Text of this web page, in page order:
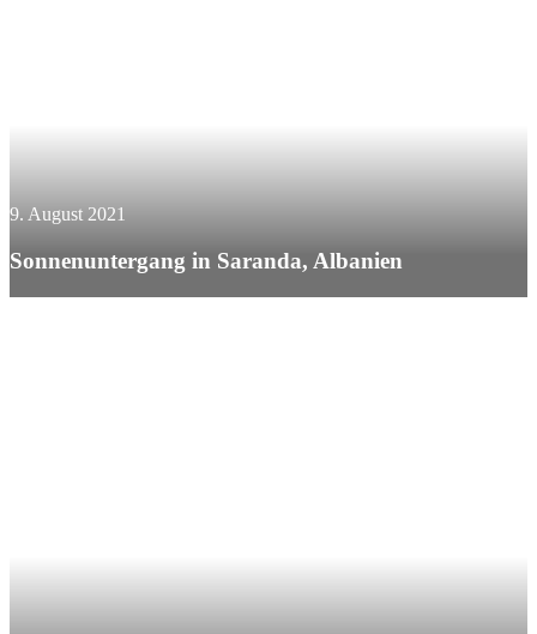
9. August 2021
Sonnenuntergang in Saranda, Albanien